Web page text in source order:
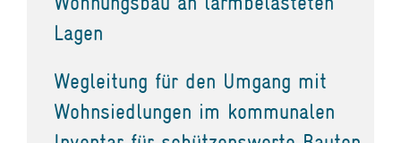
Lagen
Wegleitung für den Umgang mit
Wohnsiedlungen im kommunalen